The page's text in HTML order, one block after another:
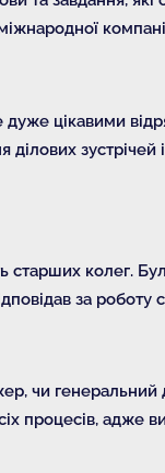
цікавими
зустрічей
старших колег.
за роботу
чи генеральний
процесів, адже